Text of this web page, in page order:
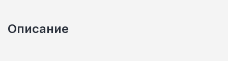
Описание